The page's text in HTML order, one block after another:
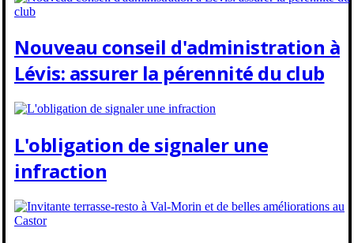
Nouveau conseil d'administration à
Lévis: assurer la pérennité du club
L'obligation de signaler une
infraction